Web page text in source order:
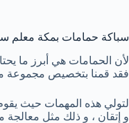
سباكة حمامات بمكة معلم
لأن الحمامات هي أبرز ما
فقد قمنا بتخصيص مجموعة
لتولي هذه المهمات حيث
و إتقان ، و ذلك مثل